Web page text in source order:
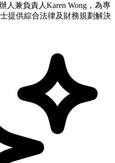
人兼負責人Karen Wong，為專
提供綜合法律及財務規劃解決